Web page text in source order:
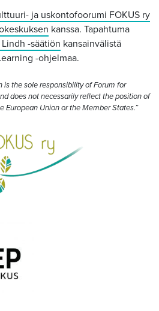
ja uskontofoorumi FOKUS ry
kanssa. Tapahtuma
-säätiön kansainvälistä
-ohjelmaa.
is the sole responsibility of Forum for
does not necessarily reflect the position of
European Union or the Member States.”